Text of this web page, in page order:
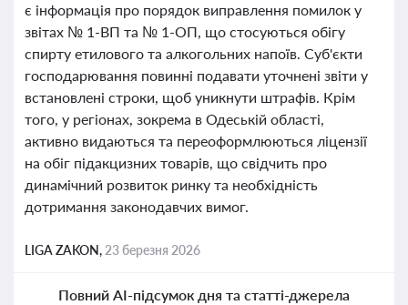
є інформація про порядок виправлення помилок у
звітах № 1-ВП та № 1-ОП, що стосуються обігу
спирту етилового та алкогольних напоїв. Суб'єкти
господарювання повинні подавати уточнені звіти у
встановлені строки, щоб уникнути штрафів. Крім
того, у регіонах, зокрема в Одеській області,
активно видаються та переоформлюються ліцензії
на обіг підакцизних товарів, що свідчить про
динамічний розвиток ринку та необхідність
дотримання законодавчих вимог.
LIGA ZAKON, 23 березня 2026
Повний AI-підсумок дня та статті-джерела